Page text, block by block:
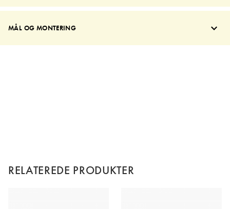
MÅL OG MONTERING
RELATEREDE PRODUKTER